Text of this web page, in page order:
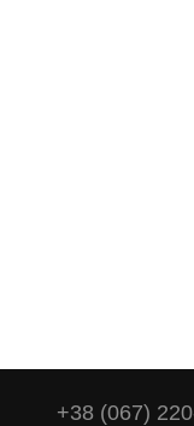
+38 (067)